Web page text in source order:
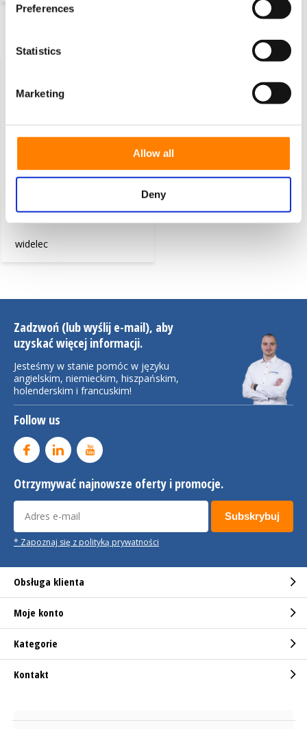
Preferences
Statistics
Marketing
Allow all
Deny
Ostatnio oglądane
widelec
Zadzwoń (lub wyślij e-mail), aby
uzyskać więcej informacji.
Jesteśmy w stanie pomóc w języku
angielskim, niemieckim, hiszpańskim,
holenderskim i francuskim!
Follow us
Otrzymywać najnowsze oferty i promocje.
Subskrybuj
* Zapoznaj się z polityką prywatności
Obsługa klienta
Moje konto
Kategorie
Kontakt